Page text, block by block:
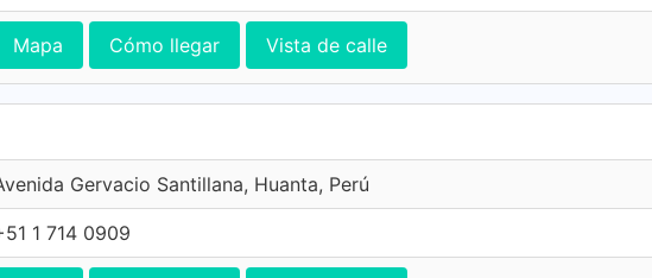
Mapa Cómo llegar Vista de calle
Gervacio Santillana, Huanta, Perú
1 714 0909